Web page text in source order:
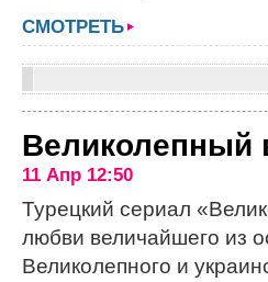
СМОТРЕТЬ
Великолепный
11 Апр 12:50
Турецкий сериал
любви величайшего из
Великолепного и